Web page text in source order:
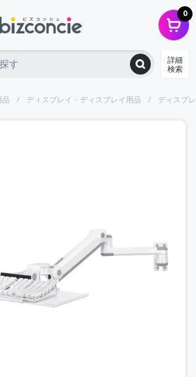
0
詳細
検索
ディスプレイ・ディスプレイ用品 ディスプ